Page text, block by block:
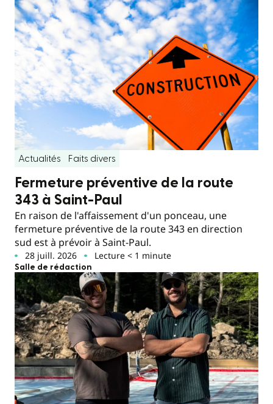
Actualités Faits divers
Fermeture préventive de la route
343 à Saint-Paul
En raison de l'affaissement d'un ponceau, une
fermeture préventive de la route 343 en direction
sud est à prévoir à Saint-Paul.
28 juill. 2026 Lecture < 1 minute
Salle de rédaction